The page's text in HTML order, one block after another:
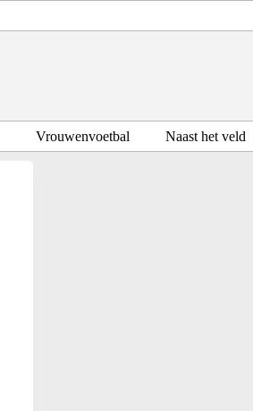
Vrouwenvoetbal Naast het veld